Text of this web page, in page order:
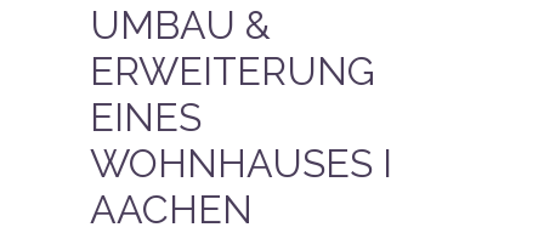
UMBAU &
ERWEITERUNG
EINES
WOHNHAUSES I
AACHEN